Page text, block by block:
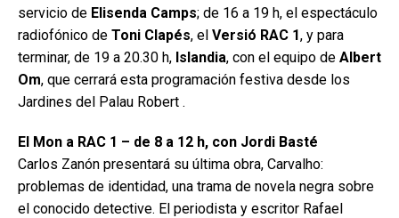
servicio de Elisenda Camps; de 16 a 19 h, el espectáculo
radiofónico de Toni Clapés, el Versió RAC 1, y para
terminar, de 19 a 20.30 h, Islandia, con el equipo de Albert
Om, que cerrará esta programación festiva desde los
Jardines del Palau Robert .
El Mon a RAC 1 – de 8 a 12 h, con Jordi Basté
Carlos Zanón presentará su última obra, Carvalho:
problemas de identidad, una trama de novela negra sobre
el conocido detective. El periodista y escritor Rafael